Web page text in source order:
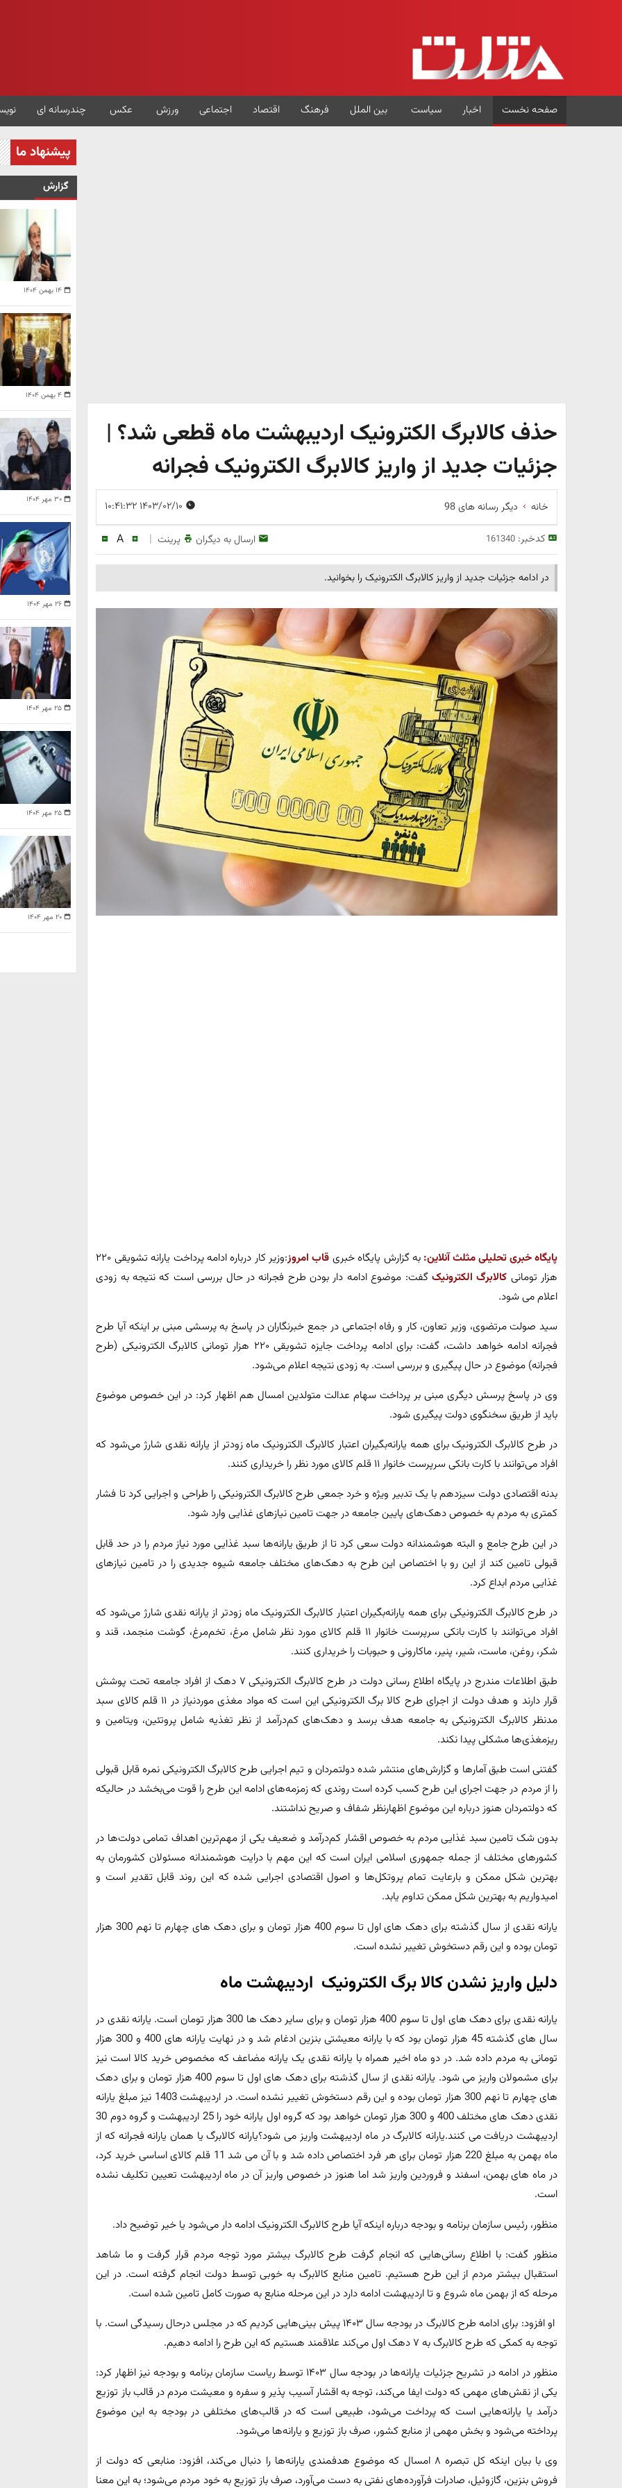
صفحه نخست اخبار سیاست بین الملل فرهنگ اقتصاد اجتماعی ورزش عکس چندرسانه ای
حذف کالابرگ الکترونیک اردیبهشت ماه قطعی شد؟ |
جزئیات جدید از واریز کالابرگ الکترونیک فجرانه
خانه دیگر رسانه های 98
کدخبر:161340 ارسال به دیگران پرینت |
A
در ادامه جزئیات جدید از واریز کالابرگ الکترونیک را بخوانید.
پایگاه خبری تحلیلی مثلث آنلاین: به گزارش پایگاه خبری قاب امروز
:وزیر کار درباره ادامه پرداخت یارانه تشویقی ۲۲۰
هزار تومانی کالابرگ الکترونیک گفت: موضوع ادامه دار بودن طرح فجرانه در حال بررسی است که نتیجه به زودی
اعلام می شود.
سید صولت مرتضوی، وزیر تعاون، کار و رفاه اجتماعی در جمع خبرنگاران در پاسخ به پرسشی مبنی بر اینکه آیا طرح
فجرانه ادامه خواهد داشت، گفت: برای ادامه پرداخت جایزه تشویقی ۲۲۰ هزار تومانی کالابرگ الکترونیکی (طرح
فجرانه) موضوع در حال پیگیری و بررسی است. به زودی نتیجه اعلام می‌شود.
وی در پاسخ پرسش دیگری مبنی بر پرداخت سهام عدالت متولدین امسال هم اظهار کرد: در این خصوص موضوع
باید از طریق سخنگوی دولت پیگیری شود.
در طرح کالابرگ الکترونیک برای همه یارانه‌بگیران اعتبار کالابرگ الکترونیک ماه زودتر از یارانه نقدی شارژ می‌شود که
افراد می‌توانند با کارت بانکی سرپرست خانوار ۱۱ قلم کالای مورد نظر را خریداری کنند.
بدنه اقتصادی دولت سیزدهم با یک تدبیر ویژه و خرد جمعی طرح کالابرگ الکترونیکی را طراحی و اجرایی کرد تا فشار
کمتری به مردم به خصوص دهک‌های پایین جامعه در جهت تامین نیاز‌های غذایی وارد شود.
در این طرح جامع و البته هوشمندانه دولت سعی کرد تا از طریق یارانه‌ها سبد غذایی مورد نیاز مردم را در حد قابل
قبولی تامین کند از این رو با اختصاص این طرح به دهک‌های مختلف جامعه شیوه جدیدی را در تامین نیاز‌های
غذایی مردم ابداع کرد.
در طرح کالابرگ الکترونیکی برای همه یارانه‌بگیران اعتبار کالابرگ الکترونیک ماه زودتر از یارانه نقدی شارژ می‌شود که
افراد می‌توانند با کارت بانکی سرپرست خانوار ۱۱ قلم کالای مورد نظر شامل مرغ، تخم‌مرغ، گوشت منجمد، قند و
شکر، روغن، ماست، شیر، پنیر، ماکارونی و حبوبات را خریداری کنند.
طبق اطلاعات مندرج در پایگاه اطلاع رسانی دولت در طرح کالابرگ الکترونیکی ۷ دهک از افراد جامعه تحت پوشش
قرار دارند و هدف دولت از اجرای طرح کالا برگ الکترونیکی این است که مواد مغذی موردنیاز در ۱۱ قلم کالای سبد
مدنظر کالابرگ الکترونیکی به جامعه هدف برسد و دهک‌های کم‌درآمد از نظر تغذیه شامل پروتئین، ویتامین و
ریزمغذی‌ها مشکلی پیدا نکند.
گفتنی است طبق آمار‌ها و گزارش‌های منتشر شده دولتمردان و تیم اجرایی طرح کالابرگ الکترونیکی نمره قابل قبولی
را از مردم در جهت اجرای این طرح کسب کرده است روندی که زمزمه‌های ادامه این طرح را قوت می‌بخشد در حالیکه
که دولتمردان هنوز درباره این موضوع اظهارنظر شفاف و صریح نداشتند.
بدون شک تامین سبد غذایی مردم به خصوص اقشار کم‌درآمد و ضعیف یکی از مهم‌ترین اهداف تمامی دولت‌ها در
کشور‌های مختلف از جمله جمهوری اسلامی ایران است که این مهم با درایت هوشمندانه مسئولان کشورمان به
بهترین شکل ممکن و بارعایت تمام پروتکل‌ها و اصول اقتصادی اجرایی شده که این روند قابل تقدیر است و
امیدواریم به بهترین شکل ممکن تداوم یابد.
یارانه نقدی از سال گذشته برای دهک های اول تا سوم 400 هزار تومان و برای دهک های چهارم تا نهم 300 هزار
تومان بوده و این رقم دستخوش تغییر نشده است.
دلیل واریز نشدن کالا برگ الکترونیک اردیبهشت ماه
یارانه نقدی برای دهک های اول تا سوم 400 هزار تومان و برای سایر دهک ها 300 هزار تومان است. یارانه نقدی در
سال های گذشته 45 هزار تومان بود که با یارانه معیشتی بنزین ادغام شد و در نهایت یارانه های 400 و 300 هزار
تومانی به مردم داده شد. در دو ماه اخیر همراه با یارانه نقدی یک یارانه مضاعف که مخصوص خرید کالا است نیز
برای مشمولان واریز می شود. یارانه نقدی از سال گذشته برای دهک های اول تا سوم 400 هزار تومان و برای دهک
های چهارم تا نهم 300 هزار تومان بوده و این رقم دستخوش تغییر نشده است. در اردیبهشت 1403 نیز مبلغ یارانه
نقدی دهک های مختلف 400 و 300 هزار تومان خواهد بود که گروه اول یارانه خود را 25 اردیبهشت و گروه دوم 30
اردیبهشت دریافت می کنند.یارانه کالابرگ در ماه اردیبهشت واریز می شود؟یارانه کالابرگ یا همان یارانه فجرانه که از
ماه بهمن به مبلغ 220 هزار تومان برای هر فرد اختصاص داده شد و با آن می شد 11 قلم کالای اساسی خرید کرد،
در ماه های بهمن، اسفند و فروردین واریز شد اما هنوز در خصوص واریز آن در ماه اردیبهشت تعیین تکلیف نشده
است.
منظور، رئیس سازمان برنامه و بودجه درباره اینکه آیا طرح کالابرگ الکترونیک ادامه دار می‌شود یا خیر توضیح داد.
منظور گفت: با اطلاع رسانی‌هایی که انجام گرفت طرح کالابرگ بیشتر مورد توجه مردم قرار گرفت و ما شاهد
استقبال بیشتر مردم از این طرح هستیم. تامین منابع کالابرگ به خوبی توسط دولت انجام گرفته است. در این
مرحله که از بهمن ماه شروع و تا اردیبهشت ادامه دارد در این مرحله منابع به صورت کامل تامین شده است.
او افزود: برای ادامه طرح کالابرگ در بودجه سال ۱۴۰۳ پیش بینی‌هایی کردیم که در مجلس درحال رسیدگی است. با
توجه به کمکی که طرح کالابرگ به ۷ دهک اول می‌کند علاقمند هستیم که این طرح را ادامه دهیم.
منظور در ادامه در تشریح جزئیات یارانه‌ها در بودجه سال ۱۴۰۳ توسط ریاست سازمان برنامه و بودجه نیز اظهار کرد:
یکی از نقش‌های مهمی که دولت ایفا می‌کند، توجه به اقشار آسیب پذیر و سفره و معیشت مردم در قالب باز توزیع
درآمد یا یارانه‌هایی است که پرداخت می‌شود، طبیعی است که در قالب‌های مختلفی در بودجه به این موضوع
پرداخته می‌شود و بخش مهمی از منابع کشور، صرف باز توزیع و یارانه‌ها می‌شود.
وی با بیان اینکه کل تبصره ۸ امسال که موضوع هدفمندی یارانه‌ها را دنبال می‌کند، افزود: منابعی که دولت از
فروش بنزین، گازوئیل، صادرات فرآورده‌های نفتی به دست می‌آورد، صرف باز توزیع به خود مردم می‌شود؛ به این معنا
پیشنهاد ما
گزارش
۱۴ بهمن ۱۴۰۴
۴ بهمن ۱۴۰۴
۳۰ مهر ۱۴۰۴
۲۶ مهر ۱۴۰۴
۲۵ مهر ۱۴۰۴
۲۵ مهر ۱۴۰۴
۲۰ مهر ۱۴۰۴